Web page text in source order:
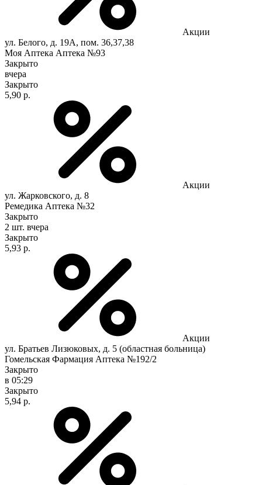
Акции
ул. Белого, д. 19А, пом. 36,37,38
Моя Аптека Аптека №93
Закрыто
вчера
Закрыто
5,90 р.
Акции
ул. Жарковского, д. 8
Ремедика Аптека №32
Закрыто
2 шт. вчера
Закрыто
5,93 р.
Акции
ул. Братьев Лизюковых, д. 5 (областная больница)
Гомельская Фармация Аптека №192/2
Закрыто
в 05:29
Закрыто
5,94 р.